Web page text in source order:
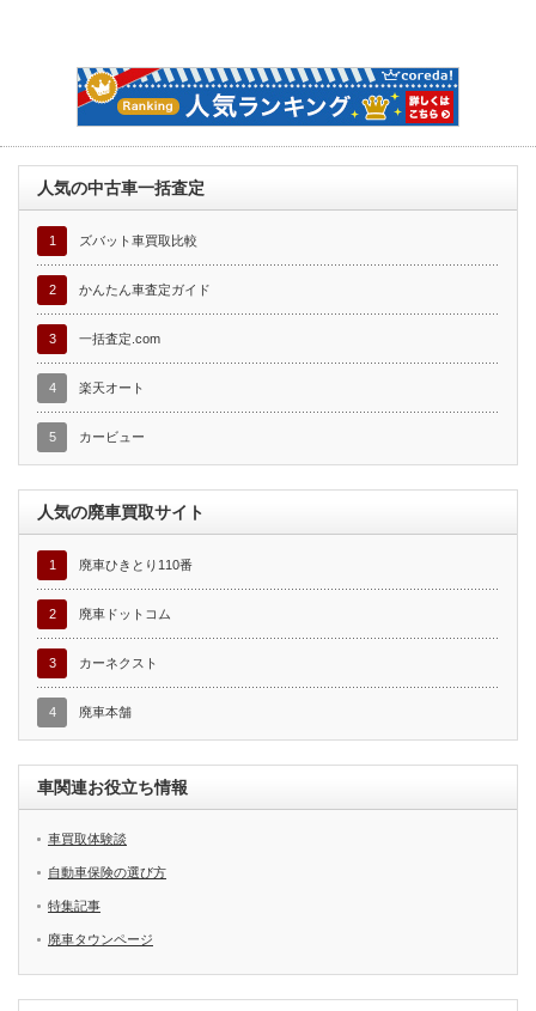
人気の中古車一括査定
1 ズバット車買取比較
2 かんたん車査定ガイド
3 一括査定.com
4 楽天オート
5 カービュー
人気の廃車買取サイト
1 廃車ひきとり110番
2 廃車ドットコム
3 カーネクスト
4 廃車本舗
車関連お役立ち情報
車買取体験談
自動車保険の選び方
特集記事
廃車タウンページ